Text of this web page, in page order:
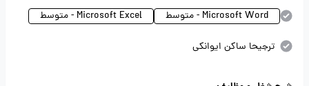
Microsoft Word - متوسط
Microsoft Excel - متوسط
ترجیحا ساکن ایوانکی